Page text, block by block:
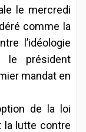
le mercredi
comme la
l’idéologie
le président
mandat en
de la loi
la lutte contre